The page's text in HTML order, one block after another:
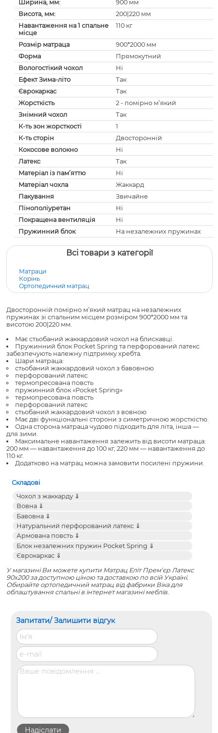
Ширина, мм:
900 мм
Висота, мм:
200|220 мм
Навантаження на 1 спальне
місце
110 кг
Розмір матраца
900*2000 мм
Форма
Прямокутний
Вологостікий чохол
Ні
Ефект Зима-літо
Так
Єврокаркас
Так
Жорсткість
2 - помірно м’який
Знімний чохол
Так
К-ть зон жорсткості
1
К-ть сторін
Двосторонній
Кокосове волокно
Ні
Латекс
Так
Матеріал із пам’яттю
Ні
Матеріал чохла
Жаккард
Пакування
Звичайне
Пінополіуретан
Ні
Покращена вентиляція
Ні
Пружинний блок
На незалежних пружинах
Всі товари з категорії
Матраци
Корінь
Ортопедичний матрац
Двосторонній помірно м’який матрац на незалежних
пружинах зі спальним місцем розміром 900*2000 мм та
висотою 200|220 мм.
Має стьобаний жаккардовий чохол на блискавці.
Пружинний блок Pocket Spring та перфорований латекс
забезпечують належну підтримку хребта.
Шари матраца:
стьобаний жаккардовий чохол з бавовною
перфорований латекс
термопресована повсть
пружинний блок «Pocket Spring»
термопресована повсть
перфорований латекс
стьобаний жаккардовий чохол з вовною
Має дві функціональні сторони з симетричною жорсткістю.
Одна сторона матраца чудово підходить для літа, інша —
для зими.
Максимальне навантаження залежить від висоти матраца:
200 мм — навантаження до 100 кг, 220 мм — навантаження до
110 кг.
Додатково на матрац можна замовити посилені пружини.
Складові
У магазині Ви можете купити Матрац Еліт Прем’єр Латекс
90x200 за доступною ціною та доставкою по всій Україні.
Обирайтеортопедичний матрац від фабрики Віка для
облаштування спальні в інтернет магазині меблів.
Запитати/ Залишити відгук